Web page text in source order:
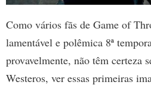
Como vários fãs de Game of
lamentável e polêmica 8ª
provavelmente, não têm certeza
Westeros, ver essas primeiras